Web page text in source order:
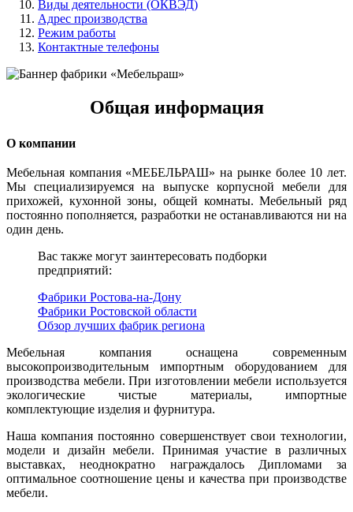
Виды деятельности (ОКВЭД)
Адрес производства
Режим работы
Контактные телефоны
Общая информация
О компании
Мебельная компания «МЕБЕЛЬРАШ» на рынке более 10 лет.
Мы специализируемся на выпуске корпусной мебели для
прихожей, кухонной зоны, общей комнаты. Мебельный ряд
постоянно пополняется, разработки не останавливаются ни на
один день.
Вас также могут заинтересовать подборки
предприятий:
Фабрики Ростова-на-Дону
Фабрики Ростовской области
Обзор лучших фабрик региона
Мебельная компания оснащена современным
высокопроизводительным импортным оборудованием для
производства мебели. При изготовлении мебели используется
экологические чистые материалы, импортные
комплектующие изделия и фурнитура.
Наша компания постоянно совершенствует свои технологии,
модели и дизайн мебели. Принимая участие в различных
выставках, неоднократно награждалось Дипломами за
оптимальное соотношение цены и качества при производстве
мебели.